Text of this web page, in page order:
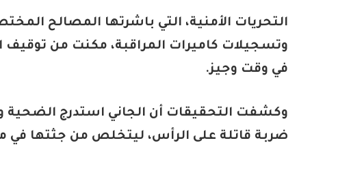
التحريات الأمنية، التي باشرتها المصالح
في وقت وجيز.
وكشفت التحقيقات أن الجاني استدرج الضحية
ضربة قاتلة على الرأس، ليتخلص من جثتها في